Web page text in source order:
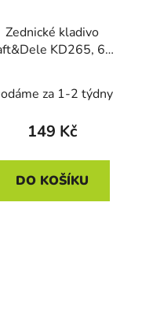
Zednické kladivo
KD265, 600
za 1-2 týdny
149 Kč
DO KOŠÍKU